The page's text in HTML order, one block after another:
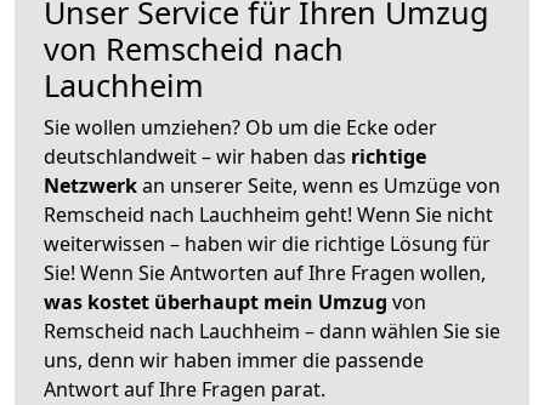
Unser Service für Ihren Umzug
von Remscheid nach
Lauchheim
Sie wollen umziehen? Ob um die Ecke oder
deutschlandweit – wir haben das richtige
Netzwerkan unserer Seite, wenn es Umzüge von
Remscheid nach Lauchheim geht! Wenn Sie nicht
weiterwissen – haben wir die richtige Lösung für
Sie! Wenn Sie Antworten auf Ihre Fragen wollen,
was kostet überhaupt mein Umzug von
Remscheid nach Lauchheim – dann wählen Sie sie
uns, denn wir haben immer die passende
Antwort auf Ihre Fragen parat.